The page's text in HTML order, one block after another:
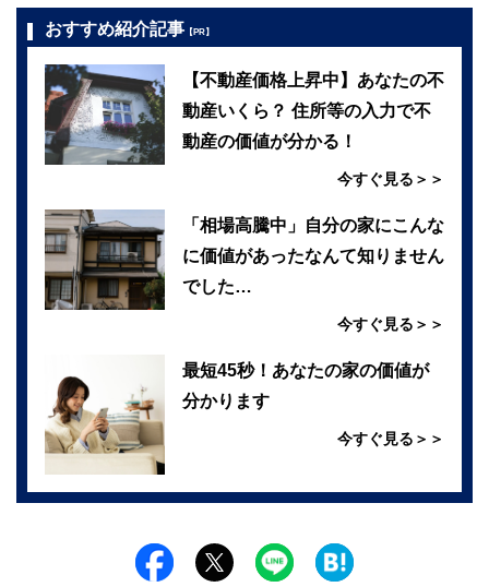
おすすめ紹介記事 【PR】
【不動産価格上昇中】あなたの不
動産いくら？ 住所等の入力で不
動産の価値が分かる！
今すぐ見る＞＞
「相場高騰中」自分の家にこんな
に価値があったなんて知りません
でした…
今すぐ見る＞＞
最短45秒！あなたの家の価値が
分かります
今すぐ見る＞＞